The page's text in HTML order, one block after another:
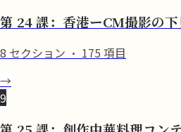
第 24 課：香港ーCM撮影の
8 セクション · 175 項目
→
9